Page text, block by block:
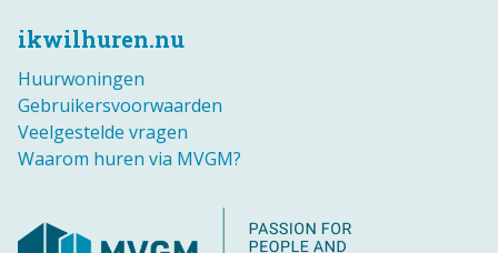
ikwilhuren.nu
Huurwoningen
Gebruikersvoorwaarden
Veelgestelde vragen
Waarom huren via MVGM?